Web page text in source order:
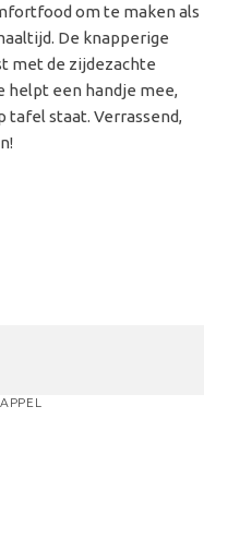
om te maken als
De knapperige
met de zijdezachte
helpt een handje mee,
tafel staat. Verrassend,